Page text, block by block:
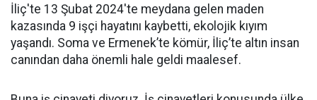
İliç'te 13 Şubat 2024'te meydana gelen maden
kazasında 9 işçi hayatını kaybetti, ekolojik kıyım
yaşandı. Soma ve Ermenek’te kömür, İliç’te altın insan
canından daha önemli hale geldi maalesef.